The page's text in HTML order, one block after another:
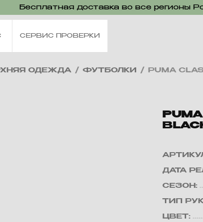
Бесплатная доставка во все регионы
СЕРВИС ПРОВЕРКИ
ОДЕЖДА / ФУТБОЛКИ / PUMA
ДАТА
СЕЗОН:
ТИП
ЦВЕТ: